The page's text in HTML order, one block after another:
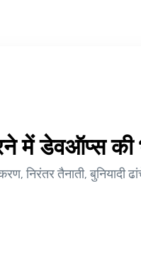
में डेवऑप्स की
निरंतर तैनाती, बुनियादी